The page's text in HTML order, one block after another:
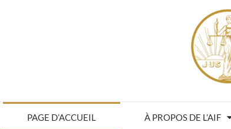
PAGE D’ACCUEIL À PROPOS DE L’AIF